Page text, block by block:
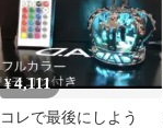
¥4,111
コレで最後にしよう